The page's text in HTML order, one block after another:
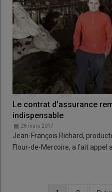
Le contrat d’assurance
indispensable
28 mars 2017
Jean-François Richard,
Flour-de-Mercoire, a fait appel